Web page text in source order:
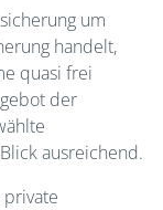
um
handelt,
quasi frei
der
ausreichend.